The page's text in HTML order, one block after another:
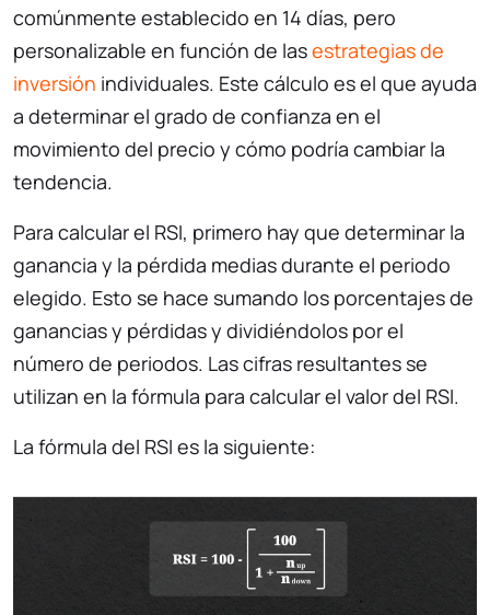
comúnmente establecido en 14 días, pero
personalizable en función de lasestrategias de
inversión individuales. Este cálculo es el que ayuda
a determinar el grado de confianza en el
movimiento del precio y cómo podría cambiar la
tendencia.
Para calcular el RSI, primero hay que determinar la
ganancia y la pérdida medias durante el periodo
elegido. Esto se hace sumando los porcentajes de
ganancias y pérdidas y dividiéndolos por el
número de periodos. Las cifras resultantes se
utilizan en la fórmula para calcular el valor del RSI.
La fórmula del RSI es la siguiente: